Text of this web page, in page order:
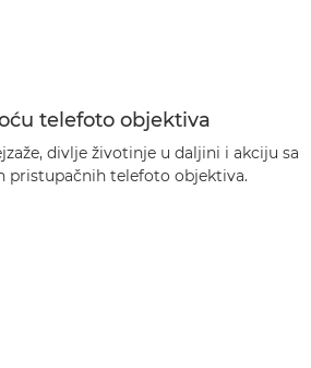
telefoto objektiva
divlje životinje u daljini i akciju sa
pristupačnih telefoto objektiva.